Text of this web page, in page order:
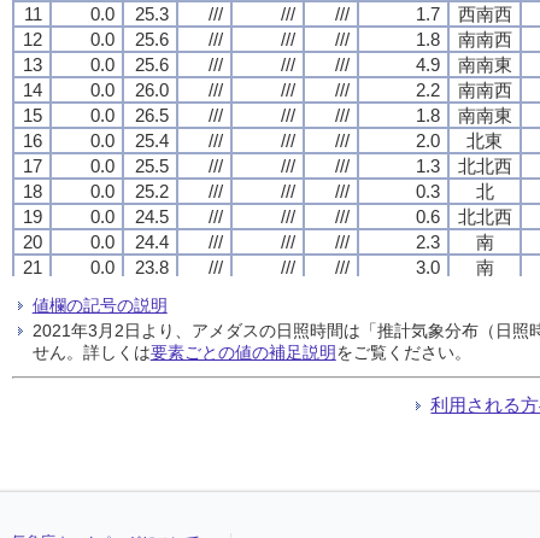
11
0.0 25.3 /// /// /// 1.7
西南西
12
0.0 25.6 /// /// /// 1.8
南南西
13
0.0 25.6 /// /// /// 4.9
南南東
14
0.0 26.0 /// /// /// 2.2
南南西
15
0.0 26.5 /// /// /// 1.8
南南東
16
0.0 25.4 /// /// /// 2.0
北東
17
0.0 25.5 /// /// /// 1.3
北北西
18
0.0 25.2 /// /// /// 0.3
北
19
0.0 24.5 /// /// /// 0.6
北北西
20
0.0 24.4 /// /// /// 2.3
南
21
0.0 23.8 /// /// /// 3.0
南
23.1
23
0.0 23.1
南西
24
0.0 22.9 /// /// /// 1.0 西南西
11
0.0 25.3 /// /// /// 1.7
西南西
12
0.0 25.6 /// /// /// 1.8
南南西
13
0.0 25.6 /// /// /// 4.9
南南東
14
0.0 26.0 /// /// /// 2.2
南南西
15
0.0 26.5 /// /// /// 1.8
南南東
16
0.0 25.4 /// /// /// 2.0
北東
17
0.0 25.5 /// /// /// 1.3
北北西
18
0.0 25.2 /// /// /// 0.3
北
19
0.0 24.5 /// /// /// 0.6
北北西
20
0.0 24.4 /// /// /// 2.3
南
21
0.0 23.8 /// /// /// 3.0
南
23.1
23
0.0 23.1
南西
24
0.0 22.9 /// /// /// 1.0 西南西
11
0.0 25.3 /// /// /// 1.7
西南西
12
0.0 25.6 /// /// /// 1.8
南南西
13
0.0 25.6 /// /// /// 4.9
南南東
14
0.0 26.0 /// /// /// 2.2
南南西
15
0.0 26.5 /// /// /// 1.8
南南東
16
0.0 25.4 /// /// /// 2.0
北東
17
0.0 25.5 /// /// /// 1.3
北北西
18
0.0 25.2 /// /// /// 0.3
北
19
0.0 24.5 /// /// /// 0.6
北北西
20
0.0 24.4 /// /// /// 2.3
南
21
0.0 23.8 /// /// /// 3.0
南
23.1
23
0.0 23.1
南西
24
0.0 22.9 /// /// /// 1.0 西南西
11
0.0 25.3 /// /// /// 1.7
西南西
12
0.0 25.6 /// /// /// 1.8
南南西
13
0.0 25.6 /// /// /// 4.9
南南東
14
0.0 26.0 /// /// /// 2.2
南南西
15
0.0 26.5 /// /// /// 1.8
南南東
16
0.0 25.4 /// /// /// 2.0
北東
17
0.0 25.5 /// /// /// 1.3
北北西
18
0.0 25.2 /// /// /// 0.3
北
19
0.0 24.5 /// /// /// 0.6
北北西
20
0.0 24.4 /// /// /// 2.3
南
21
0.0 23.8 /// /// /// 3.0
南
23.1
23
0.0 23.1
南西
24
0.0 22.9 /// /// /// 1.0 西南西
値欄の記号の説明
2021年3月2日より、アメダスの日照時間は「推計気象分布（日
せん。詳しくは要素ごとの値の補足説明をご覧ください。
利用される